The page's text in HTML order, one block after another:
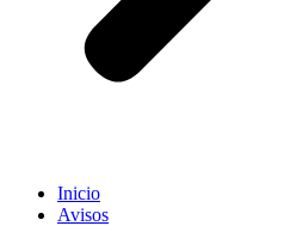
Inicio
Avisos